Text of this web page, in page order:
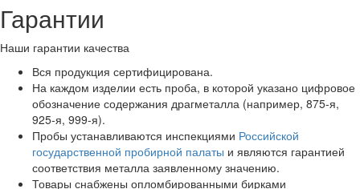
Гарантии
Наши гарантии качества
Вся продукция сертифицирована.
На каждом изделии есть проба, в которой указано цифровое
обозначение содержания драгметалла (например, 875-я,
925-я, 999-я).
Пробы устанавливаются инспекциями Российской
государственной пробирной палаты и являются гарантией
соответствия металла заявленному значению.
Товары снабжены опломбированными бирками